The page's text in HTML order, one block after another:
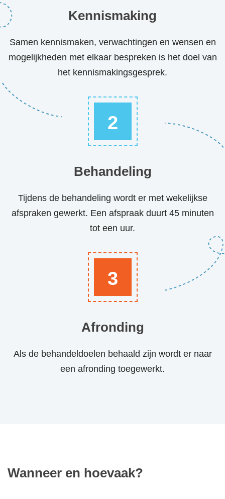
Kennismaking
Samen kennismaken, verwachtingen en wensen en
mogelijkheden met elkaar bespreken is het doel van
het kennismakingsgesprek.
2
Behandeling
Tijdens de behandeling wordt er met wekelijkse
afspraken gewerkt. Een afspraak duurt 45 minuten
tot een uur.
3
Afronding
Als de behandeldoelen behaald zijn wordt er naar
een afronding toegewerkt.
Wanneer en hoevaak?